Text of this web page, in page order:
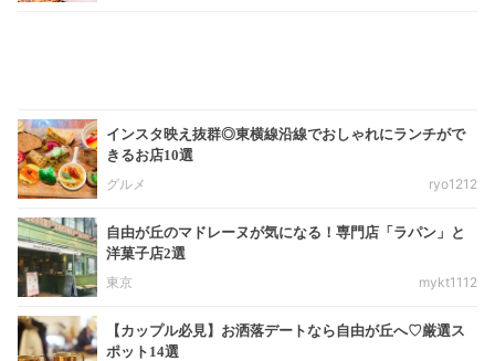
インスタ映え抜群◎東横線沿線でおしゃれにランチがで
きるお店10選
グルメ
ryo1212
自由が丘のマドレーヌが気になる！専門店「ラパン」と
洋菓子店2選
東京
mykt1112
【カップル必見】お洒落デートなら自由が丘へ♡厳選ス
ポット14選